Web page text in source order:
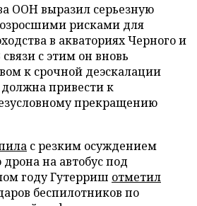
ООН выразил серьезную
рисками для
в акваториях Черного и
с этим он вновь
к срочной деэскалации
привести к
прекращению
с резким осуждением
на автобус под
году Гутерриш отметил
беспилотников по